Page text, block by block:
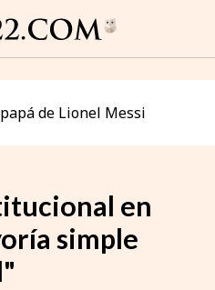
de Lionel Messi
en
simple